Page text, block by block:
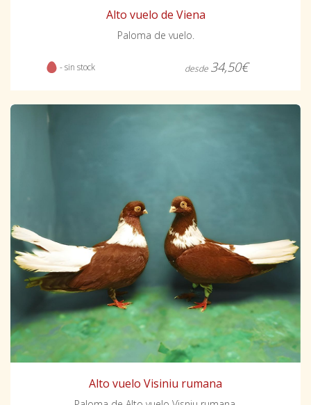
Alto vuelo de Viena
Paloma de vuelo.
- sin stock desde 34,50€
Alto vuelo Visiniu rumana